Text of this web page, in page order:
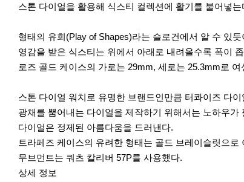
스톤 다이얼을 활용해 식스티 컬렉션에 활기를 불어넣는
형태의 유희(Play of Shapes)라는 슬로건에서 알 수 있
영감을 받은 식스티는 위에서 아래로 내려올수록 폭이
로즈 골드 케이스의 가로는 29mm, 세로는 25.3mm로
스톤 다이얼 워치로 유명한 브랜드인만큼 터콰이즈 다
광채를 뿜어내는 다이얼을 제작하기 위해서는 노하우
다이얼은 정제된 아름다움을 드러낸다.
트라페즈 케이스의 유려한 형태는 골드 브레이슬릿으
무브먼트는 쿼츠 칼리버 57P를 사용했다.
상세 정보